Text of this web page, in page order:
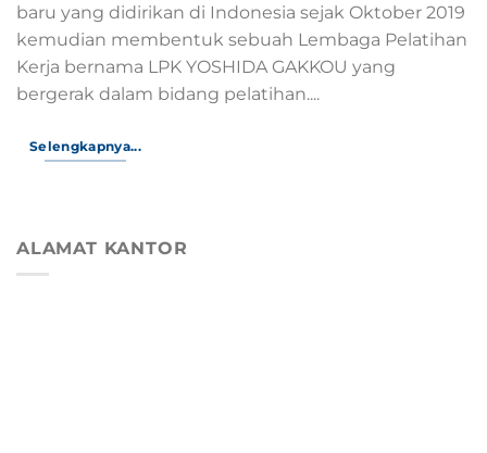
baru yang didirikan di Indonesia sejak Oktober 2019
kemudian membentuk sebuah Lembaga Pelatihan
Kerja bernama LPK YOSHIDA GAKKOU yang
bergerak dalam bidang pelatihan....
Selengkapnya...
ALAMAT KANTOR